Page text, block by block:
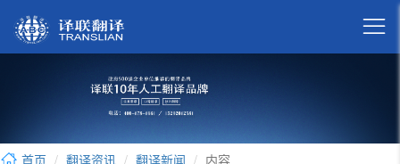

首页 翻译资讯 翻译新闻 内容